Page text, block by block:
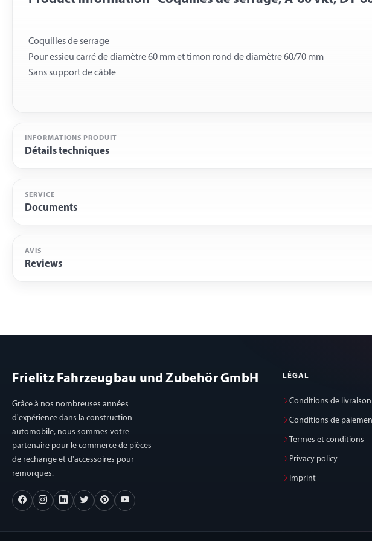
Coquilles de serrage
Pour essieu carré de diamètre 60 mm et timon rond de diamètre 60/70 mm
Sans support de câble
INFORMATIONS PRODUIT
Détails techniques
SERVICE
Documents
AVIS
Reviews
Frielitz Fahrzeugbau und Zubehör GmbH
Grâce à nos nombreuses années
d'expérience dans la construction
automobile, nous sommes votre
partenaire pour le commerce de pièces
de rechange et d'accessoires pour
remorques.
LÉGAL
Conditions de livraison
Conditions de
Termes et conditions
Privacy policy
Imprint